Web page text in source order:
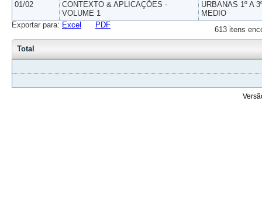
01/02
CONTEXTO & APLICAÇÕES -
VOLUME 1
URBANAS 1º A
MEDIO
613 itens
Exportar para: Excel PDF
Total